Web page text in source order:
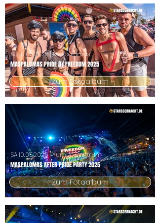
MASPALOMAS PRIDE BY FREEDOM 2025
Sa10.05.2025| Maspalomas
Zum Fotoalbum
MASPALOMAS AFTER PRIDE PARTY 2025
SA10.05.2025| Yumbo Centrum
Zum Fotoalbum